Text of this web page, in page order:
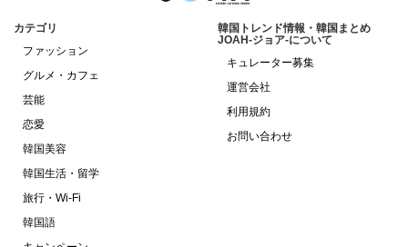
カテゴリ
ファッション
グルメ・カフェ
芸能
恋愛
韓国美容
韓国生活・留学
旅行・Wi-Fi
韓国語
韓国トレンド情報・韓国まとめ
JOAH-ジョア-について
キュレーター募集
運営会社
利用規約
お問い合わせ